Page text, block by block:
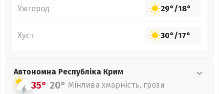
Ужгород 29°/18°
Хуст 30°/17°
Автономна Республіка Крим
35° 20° Мінлива хмарність, грози